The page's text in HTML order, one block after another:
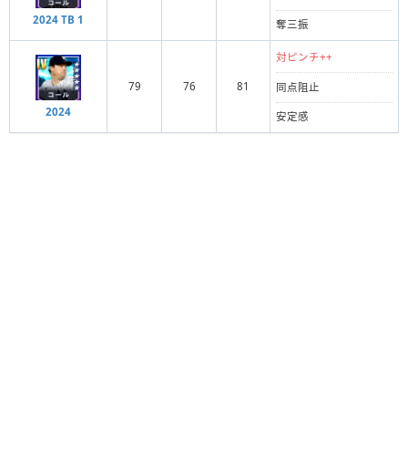
2024 TB 1 奪三振
2024
79 76 81
対ピンチ++
同点阻止
安定感